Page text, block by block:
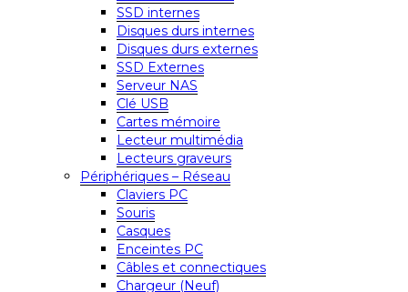
SSD internes
Disques durs internes
Disques durs externes
SSD Externes
Serveur NAS
Clé USB
Cartes mémoire
Lecteur multimédia
Lecteurs graveurs
Périphériques – Réseau
Claviers PC
Souris
Casques
Enceintes PC
Câbles et connectiques
Chargeur (Neuf)